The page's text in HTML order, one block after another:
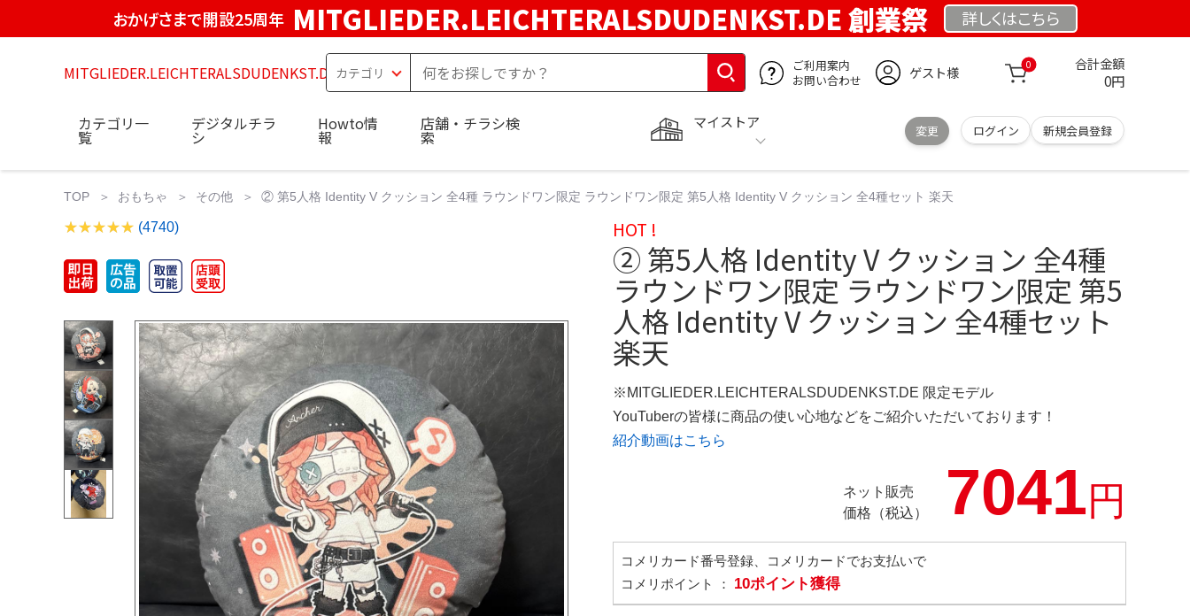
おかげさまで開設25周年 MITGLIEDER.LEICHTERALSDUDENKST.DE 創業祭 詳しくはこちら
MITGLIEDER.LEICHTERALSDUDENKST.DE
ご利用案内
お問い合わせ
ゲスト様 0 合計金額
0円
マイストア
変更 ログイン 新規会員登録
カテゴリ一
覧
デジタルチラ
シ
Howto情
報
店舗・チラシ検
索
TOP おもちゃ その他 ② 第5人格 Identity V クッション 全4種 ラウンドワン限定 ラウンドワン限定 第5人格 Identity V クッション 全4種セット 楽天
(4740) HOT !
② 第5人格 Identity V クッション 全4種
ラウンドワン限定 ラウンドワン限定 第5
人格 Identity V クッション 全4種セット
楽天
※MITGLIEDER.LEICHTERALSDUDENKST.DE 限定モデル
YouTuberの皆様に商品の使い心地などをご紹介いただいております！
紹介動画はこちら
ネット販売
価格（税込）
7041円
コメリカード番号登録、コメリカードでお支払いで
コメリポイント ： 10ポイント獲得